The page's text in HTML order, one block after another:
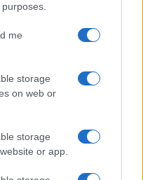
me
storage
on web or
storage
or app.
il weekend a Olbia e in